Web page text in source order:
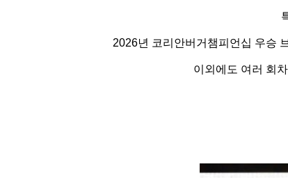
2026년 코리안버거챔피언십 우승
이외에도 여러 회